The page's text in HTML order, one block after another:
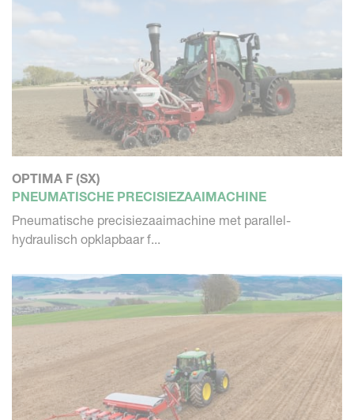
OPTIMA F (SX)
PNEUMATISCHE PRECISIEZAAIMACHINE
Pneumatische precisiezaaimachine met parallel-
hydraulisch opklapbaar f...